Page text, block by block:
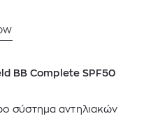
BB Complete SPF50
σύστημα αντηλιακών